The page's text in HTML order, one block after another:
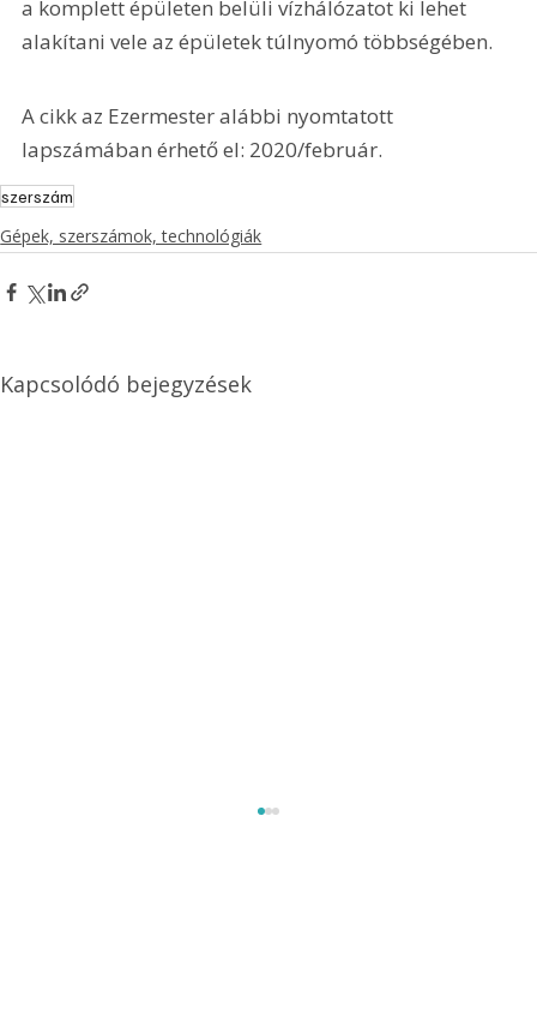
a komplett épületen belüli vízhálózatot ki lehet
alakítani vele az épületek túlnyomó többségében.
A cikk az Ezermester alábbi nyomtatott
lapszámában érhető el: 2020/február.
szerszám
Gépek, szerszámok, technológiák
Kapcsolódó bejegyzések